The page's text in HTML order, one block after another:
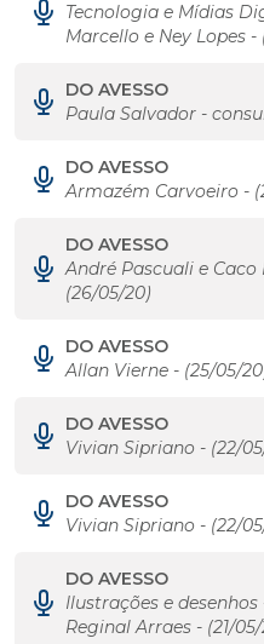
Tecnologia e Mídias
Marcello e Ney Lopes -
DO AVESSO
Paula Salvador -
DO AVESSO
Armazém Carvoeiro -
DO AVESSO
André Pascuali e
(26/05/20)
DO AVESSO
Allan Vierne - (25/05/
DO AVESSO
Vivian Sipriano - (22/
DO AVESSO
Vivian Sipriano - (22/
DO AVESSO
Ilustrações e
Reginal Arraes - (21/